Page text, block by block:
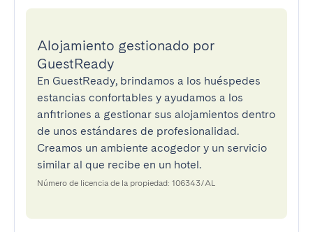
Alojamiento gestionado por
GuestReady
En GuestReady, brindamos a los huéspedes
estancias confortables y ayudamos a los
anfitriones a gestionar sus alojamientos dentro
de unos estándares de profesionalidad.
Creamos un ambiente acogedor y un servicio
similar al que recibe en un hotel.
Número de licencia de la propiedad: 106343/AL